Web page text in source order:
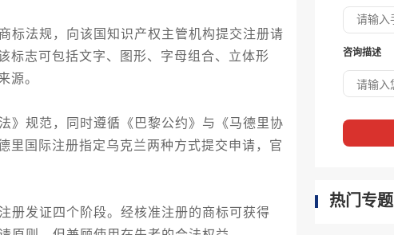
法规，向该国知识产权主管机构提交注册请
标志可包括文字、图形、字母组合、立体形
源。
规范，同时遵循《巴黎公约》与《马德里协
里国际注册指定乌克兰两种方式提交申请，官
发证四个阶段。经核准注册的商标可获得
咨询描述
热门专题